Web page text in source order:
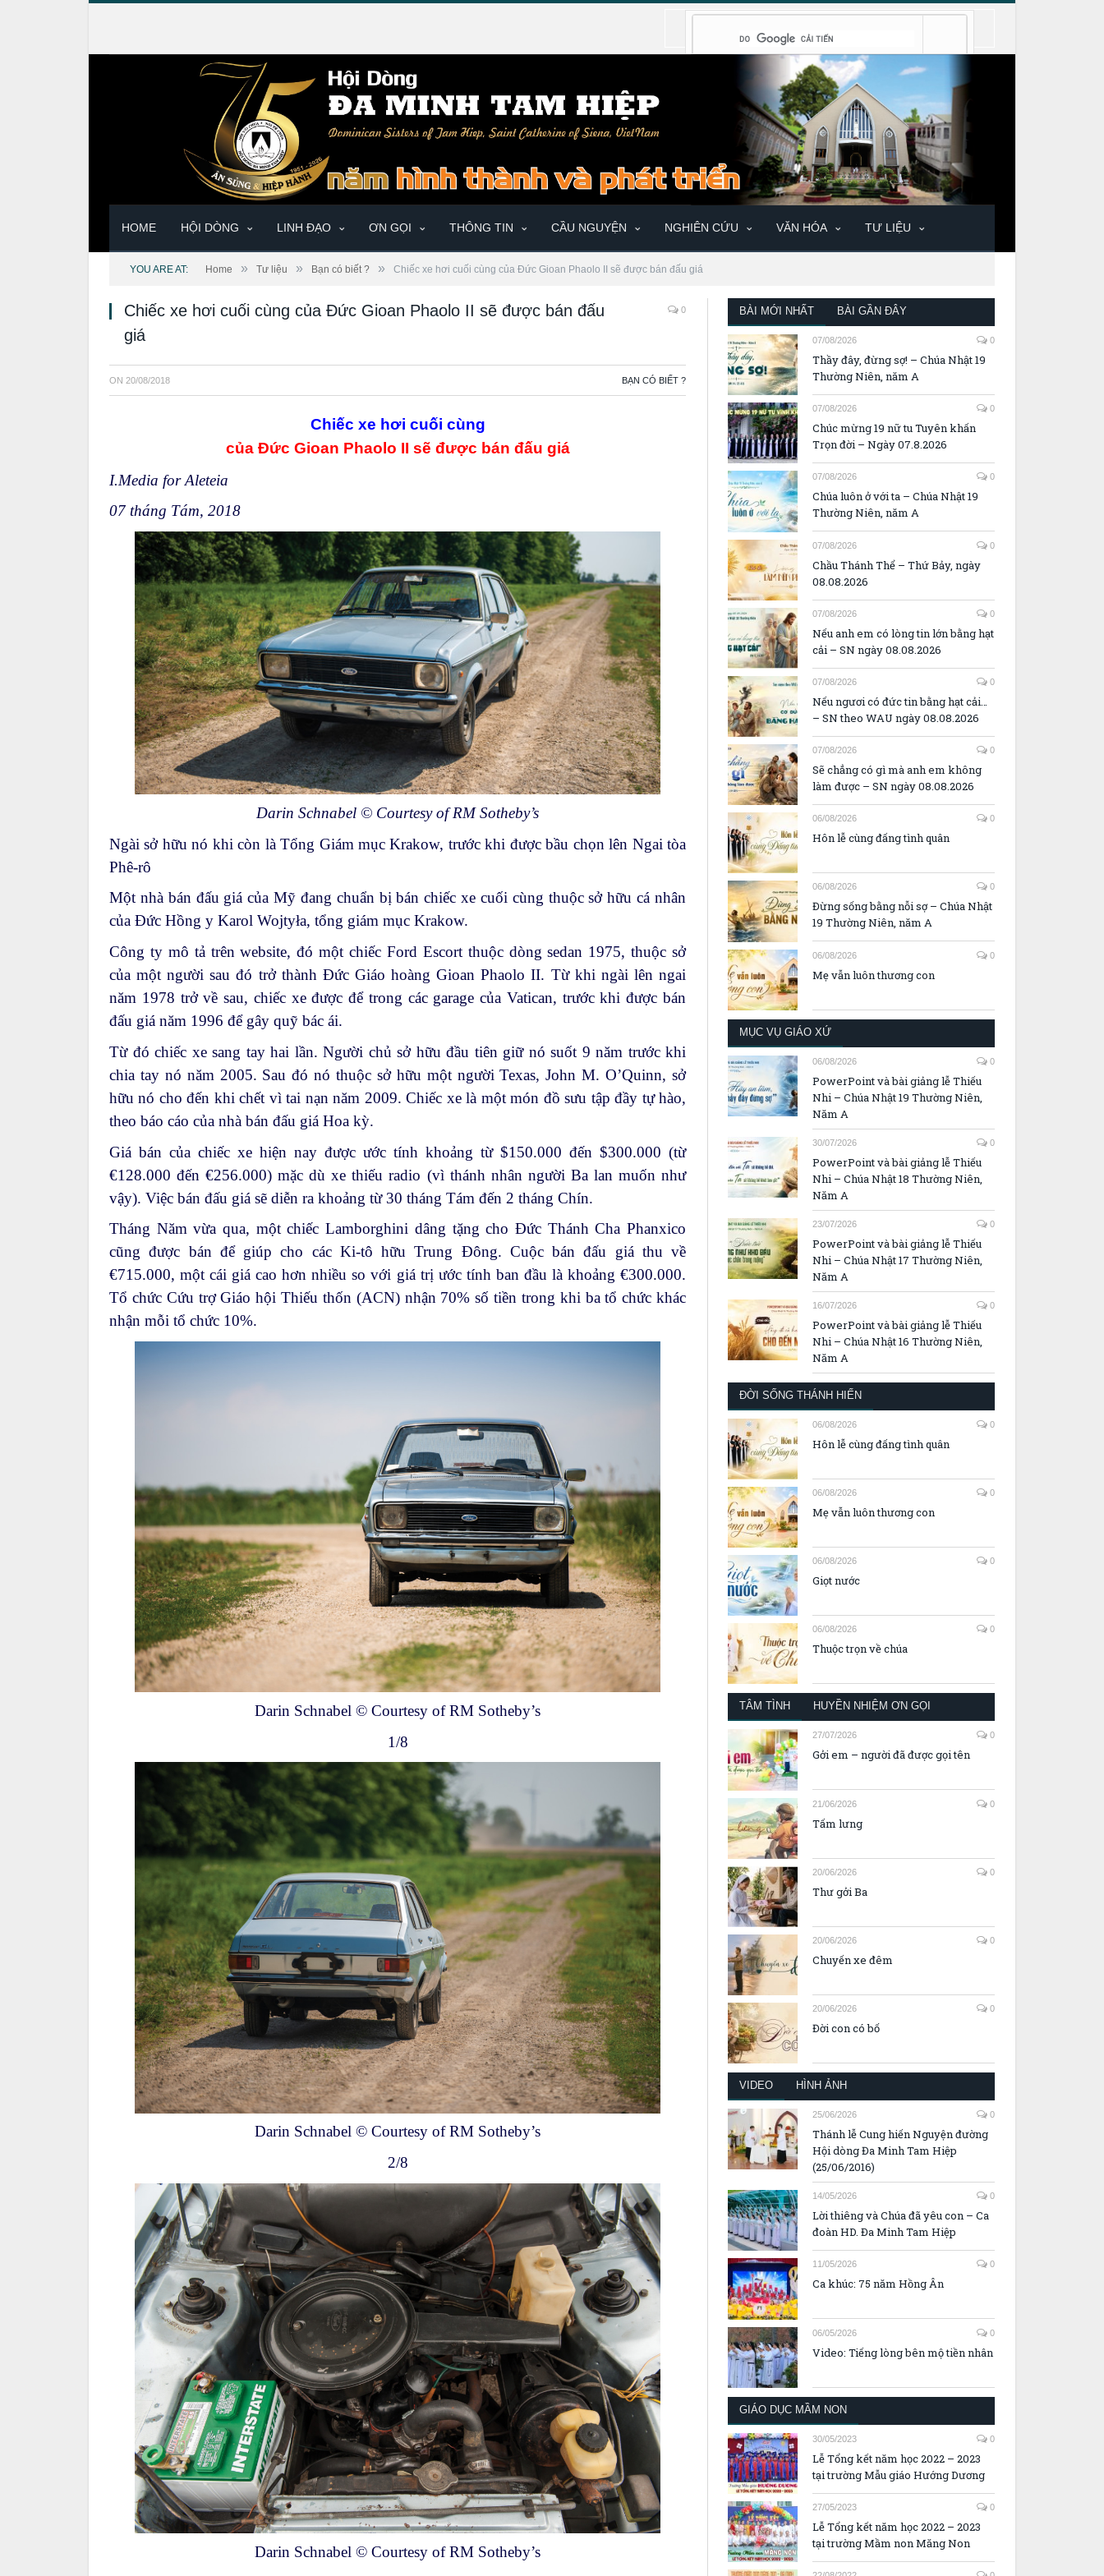
HOME HỘI DÒNG LINH ĐẠO ƠN GỌI THÔNG TIN CẦU NGUYỆN NGHIÊN CỨU VĂN HÓA TƯ LIỆU
YOU ARE AT: Home » Tư liệu » Bạn có biết ? » Chiếc xe hơi cuối cùng của Đức Gioan Phaolo II sẽ được bán đấu giá
Chiếc xe hơi cuối cùng của Đức Gioan Phaolo II sẽ được bán đấu
giá
0
ON 20/08/2018 BẠN CÓ BIẾT ?
Chiếc xe hơi cuối cùng
của Đức Gioan Phaolo II sẽ được bán đấu giá
I.Media for Aleteia
07 tháng Tám, 2018
Darin Schnabel © Courtesy of RM Sotheby’s
Ngài sở hữu nó khi còn là Tổng Giám mục Krakow, trước khi được bầu chọn lên Ngai tòa
Phê-rô
Một nhà bán đấu giá của Mỹ đang chuẩn bị bán chiếc xe cuối cùng thuộc sở hữu cá nhân
của Đức Hồng y Karol Wojtyła, tổng giám mục Krakow.
Công ty mô tả trênwebsite, đó một chiếc Ford Escort thuộc dòng sedan 1975, thuộc sở
của một người sau đó trở thành Đức Giáo hoàng Gioan Phaolo II. Từ khi ngài lên ngai
năm 1978 trở về sau, chiếc xe được để trong các garage của Vatican, trước khi được bán
đấu giá năm 1996 để gây quỹ bác ái.
Từ đó chiếc xe sang tay hai lần. Người chủ sở hữu đầu tiên giữ nó suốt 9 năm trước khi
chia tay nó năm 2005. Sau đó nó thuộc sở hữu một người Texas, John M. O’Quinn, sở
hữu nó cho đến khi chết vì tai nạn năm 2009. Chiếc xe là một món đồ sưu tập đầy tự hào,
theo báo cáo của nhà bán đấu giá Hoa kỳ.
Giá bán của chiếc xe hiện nay được ước tính khoảng từ $150.000 đến $300.000 (từ
€128.000 đến €256.000) mặc dù xe thiếu radio (vì thánh nhân người Ba lan muốn như
vậy). Việc bán đấu giá sẽ diễn ra khoảng từ 30 tháng Tám đến 2 tháng Chín.
Tháng Năm vừa qua, một chiếc Lamborghini dâng tặng cho Đức Thánh Cha Phanxico
cũng được bán để giúp cho các Ki-tô hữu Trung Đông. Cuộc bán đấu giá thu về
€715.000, một cái giá cao hơn nhiều so với giá trị ước tính ban đầu là khoảng €300.000.
Tổ chức Cứu trợ Giáo hội Thiếu thốn (ACN) nhận 70% số tiền trong khi ba tổ chức khác
nhận mỗi tổ chức 10%.
Darin Schnabel © Courtesy of RM Sotheby’s
1/8
Darin Schnabel © Courtesy of RM Sotheby’s
2/8
Darin Schnabel © Courtesy of RM Sotheby’s
BÀI MỚI NHẤT BÀI GẦN ĐÂY
07/08/2026 0
Thầy đây, đừng sợ! – Chúa Nhật 19
Thường Niên, năm A
07/08/2026 0
Chúc mừng 19 nữ tu Tuyên khấn
Trọn đời – Ngày 07.8.2026
07/08/2026 0
Chúa luôn ở với ta – Chúa Nhật 19
Thường Niên, năm A
07/08/2026 0
Chầu Thánh Thể – Thứ Bảy, ngày
08.08.2026
07/08/2026 0
Nếu anh em có lòng tin lớn bằng hạt
cải – SN ngày 08.08.2026
07/08/2026 0
Nếu ngươi có đức tin bằng hạt cải…
– SN theo WAU ngày 08.08.2026
07/08/2026 0
Sẽ chẳng có gì mà anh em không
làm được – SN ngày 08.08.2026
06/08/2026 0
Hôn lễ cùng đấng tình quân
06/08/2026 0
Đừng sống bằng nỗi sợ – Chúa Nhật
19 Thường Niên, năm A
06/08/2026 0
Mẹ vẫn luôn thương con
MỤC VỤ GIÁO XỨ
06/08/2026 0
PowerPoint và bài giảng lễ Thiếu
Nhi – Chúa Nhật 19 Thường Niên,
Năm A
30/07/2026 0
PowerPoint và bài giảng lễ Thiếu
Nhi – Chúa Nhật 18 Thường Niên,
Năm A
23/07/2026 0
PowerPoint và bài giảng lễ Thiếu
Nhi – Chúa Nhật 17 Thường Niên,
Năm A
16/07/2026 0
PowerPoint và bài giảng lễ Thiếu
Nhi – Chúa Nhật 16 Thường Niên,
Năm A
ĐỜI SỐNG THÁNH HIẾN
06/08/2026 0
Hôn lễ cùng đấng tình quân
06/08/2026 0
Mẹ vẫn luôn thương con
06/08/2026 0
Giọt nước
06/08/2026 0
Thuộc trọn về chúa
TÂM TÌNH HUYỀN NHIỆM ƠN GỌI
27/07/2026 0
Gởi em – người đã được gọi tên
21/06/2026 0
Tấm lưng
20/06/2026 0
Thư gởi Ba
20/06/2026 0
Chuyến xe đêm
20/06/2026 0
Đời con có bố
VIDEO HÌNH ẢNH
25/06/2026 0
Thánh lễ Cung hiến Nguyện đường
Hội dòng Đa Minh Tam Hiệp
(25/06/2016)
14/05/2026 0
Lời thiêng và Chúa đã yêu con – Ca
đoàn HD. Đa Minh Tam Hiệp
11/05/2026 0
Ca khúc: 75 năm Hồng Ân
06/05/2026 0
Video: Tiếng lòng bên mộ tiền nhân
GIÁO DỤC MẦM NON
30/05/2023 0
Lễ Tổng kết năm học 2022 – 2023
tại trường Mẫu giáo Hướng Dương
27/05/2023 0
Lễ Tổng kết năm học 2022 – 2023
tại trường Mầm non Măng Non